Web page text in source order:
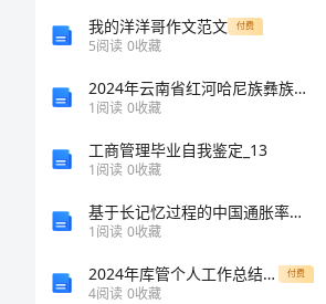
我的洋洋哥作文范文 付费
5阅读 0收藏
2024年云南省红河哈尼族彝族自治州金平苗族瑶族傣族自治县国家电网招聘之金融类考试题库精品【考点梳理】
1阅读 0收藏
工商管理毕业自我鉴定_13
1阅读 0收藏
基于长记忆过程的中国通胀率与通胀不确定性关系研究的任务书
1阅读 0收藏
2024年库管个人工作总结优秀 付费
4阅读 0收藏